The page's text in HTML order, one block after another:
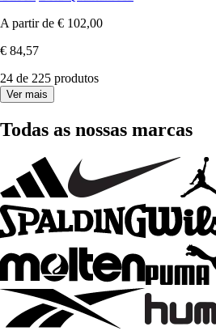
A partir de € 102,00
€ 84,57
24 de 225 produtos
Ver mais
Todas as nossas marcas